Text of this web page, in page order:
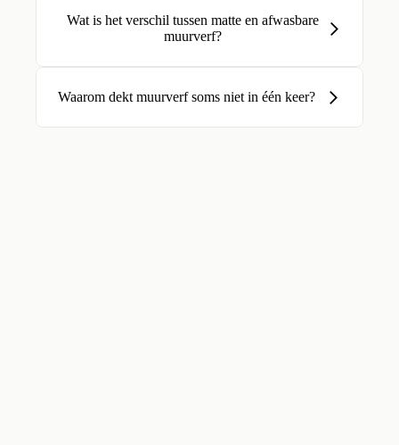
Wat is het verschil tussen matte en afwasbare
muurverf?
Waarom dekt muurverf soms niet in één keer?